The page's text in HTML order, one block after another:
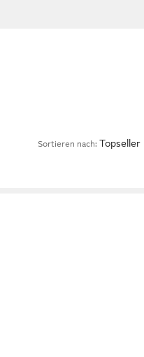
Sortieren nach: Topseller